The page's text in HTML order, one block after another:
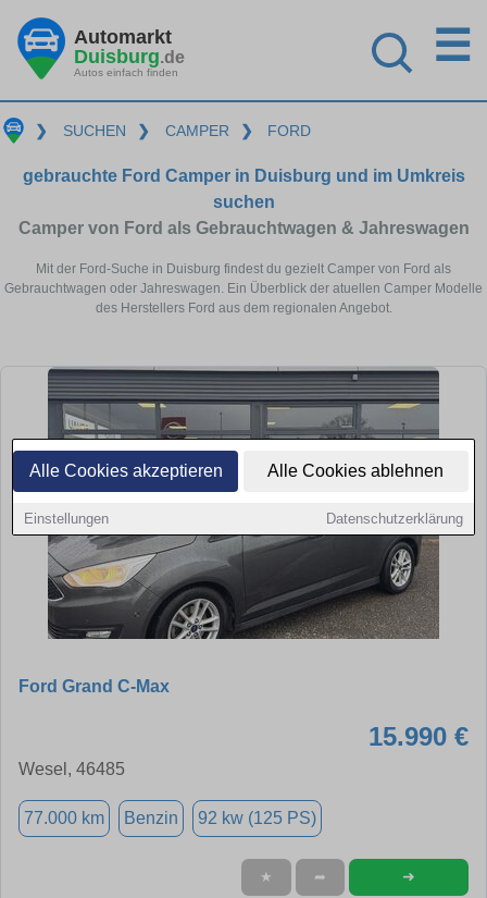
Alle Cookies akzeptieren Alle Cookies ablehnen
Einstellungen Datenschutzerklärung
Automarkt
Duisburg.de
Autos einfach finden
☰
❯ SUCHEN ❯ CAMPER ❯ FORD
gebrauchte Ford Camper in Duisburg und im Umkreis
suchen
Camper von Ford als Gebrauchtwagen & Jahreswagen
Mit der Ford-Suche in Duisburg findest du gezielt Camper von Ford als
Gebrauchtwagen oder Jahreswagen. Ein Überblick der atuellen Camper Modelle
des Herstellers Ford aus dem regionalen Angebot.
Ford Grand C-Max
15.990 €
Wesel, 46485
77.000 km Benzin 92 kw (125 PS)
★ ➦ ➜